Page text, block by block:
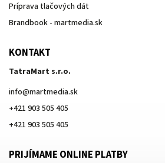
Príprava tlačových dát
Brandbook - martmedia.sk
KONTAKT
TatraMart s.r.o.
info@martmedia.sk
+421 903 505 405
+421 903 505 405
PRIJÍMAME ONLINE PLATBY